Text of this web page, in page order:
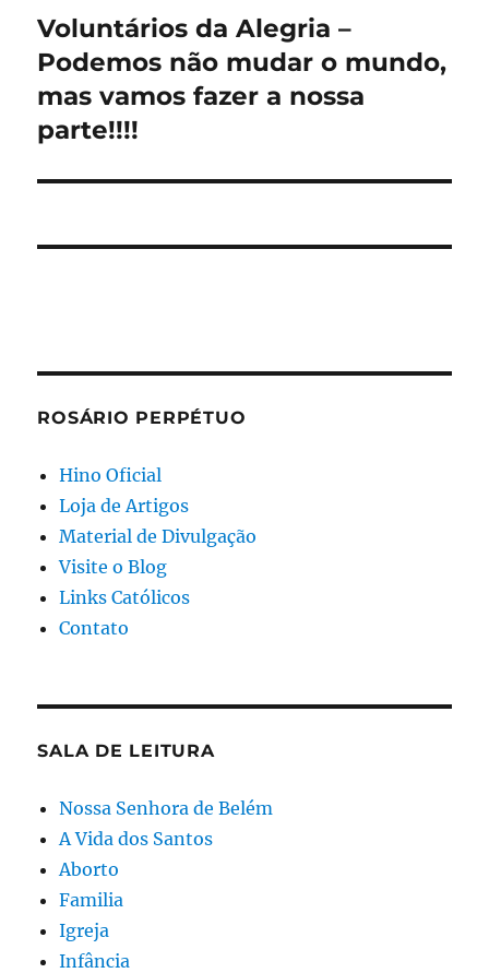
Próximo
post:
Voluntários da Alegria –
Podemos não mudar o mundo,
mas vamos fazer a nossa
parte!!!!
ROSÁRIO PERPÉTUO
Hino Oficial
Loja de Artigos
Material de Divulgação
Visite o Blog
Links Católicos
Contato
SALA DE LEITURA
Nossa Senhora de Belém
A Vida dos Santos
Aborto
Familia
Igreja
Infância